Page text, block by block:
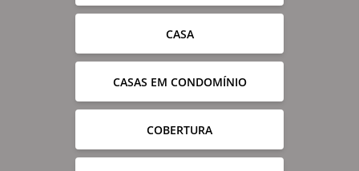
CASA
CASAS EM CONDOMÍNIO
COBERTURA